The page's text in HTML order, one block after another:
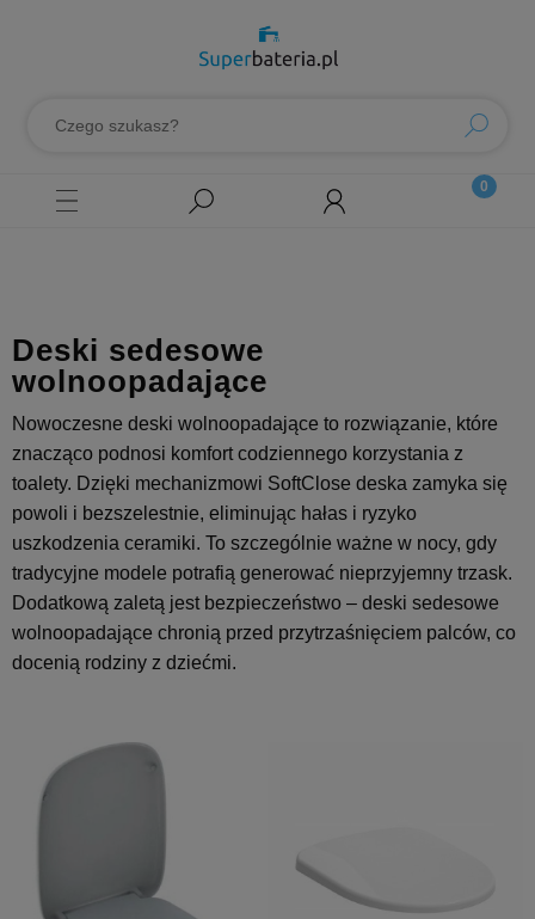
Deski sedesowe
wolnoopadające
Nowoczesne deski wolnoopadające to rozwiązanie, które
znacząco podnosi komfort codziennego korzystania z
toalety. Dzięki mechanizmowi SoftClose deska zamyka się
powoli i bezszelestnie, eliminując hałas i ryzyko
uszkodzenia ceramiki. To szczególnie ważne w nocy, gdy
tradycyjne modele potrafią generować nieprzyjemny trzask.
Dodatkową zaletą jest bezpieczeństwo – deski sedesowe
wolnoopadające chronią przed przytrzaśnięciem palców, co
docenią rodziny z dziećmi.